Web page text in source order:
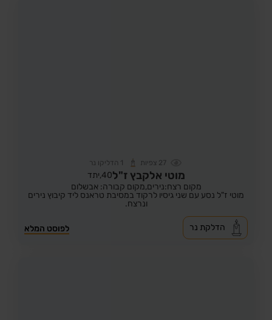
27 צפיות 1 הדליקו נר
מוטי אלקבץ ז"ל40, יתד
מקום רצח:נירים,מקום קבורה: אבשלום
מוטי ז"ל נסע עם שני גיסיו לרקוד במסיבת טראנס ליד קיבוץ נירים
ונרצח.
לפוסט המלא הדלקת נר